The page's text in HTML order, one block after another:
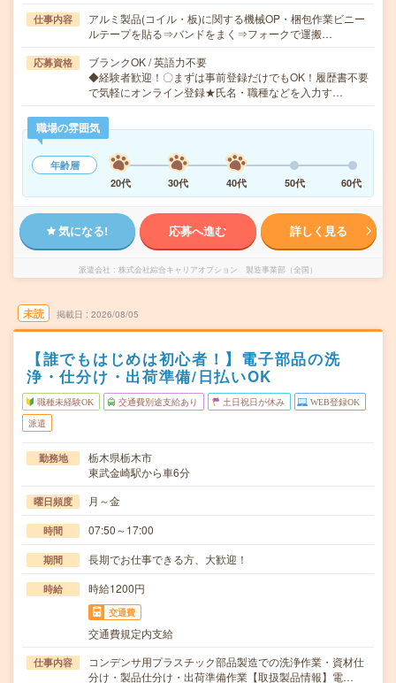
仕事内容
アルミ製品(コイル・板)に関する機械OP・梱包作業ビニー
ルテープを貼る⇒バンドをまく⇒フォークで運搬…
応募資格
ブランクOK / 英語力不要
◆経験者歓迎！〇まずは事前登録だけでもOK！履歴書不要
で気軽にオンライン登録★氏名・職種などを入力す…
職場の雰囲気
年齢層
20代
30代 40代 50代 60代
気になる! 応募へ進む 詳しく見る
派遣会社 株式会社綜合キャリアオプション 製造事業部（全国）
未読 掲載日 2026/08/05
【誰でもはじめは初心者！】電子部品の洗
浄・仕分け・出荷準備/日払いOK
職種未経験OK 交通費別途支給あり 土日祝日が休み WEB登録OK
派遣
勤務地
栃木県栃木市
東武金崎駅から車6分
曜日頻度 月～金
時間 07:50～17:00
期間 長期でお仕事できる方、大歓迎！
時給 時給1200円
交通費
交通費規定内支給
仕事内容
コンデンサ用プラスチック部品製造での洗浄作業・資材仕
分け・製品仕分け・出荷準備作業【取扱製品情報】電…